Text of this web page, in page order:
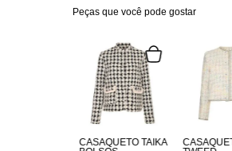
Peças que você pode gostar
CASAQUETO TAIKA